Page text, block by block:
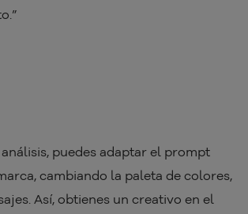
puedes adaptar el prompt
cambiando la paleta de colores,
Así, obtienes un creativo en el